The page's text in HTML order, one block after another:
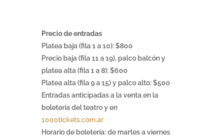
Precio de entradas
Platea baja (fila 1 a 10): $800
Precio baja (fila 11 a 19), palco balcón y
platea alta (fila 1 a 8): $600
Platea alta (fila 9 a 15) y palco alto: $500
Entradas anticipadas a la venta en la
boletería del teatro y en
1000tickets.com.ar
Horario de boletería: de martes a viernes